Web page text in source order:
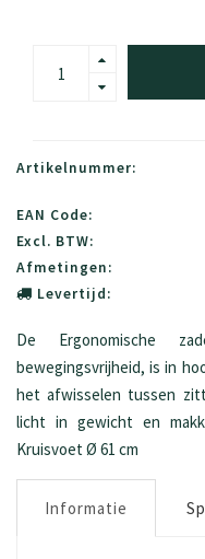
Artikelnummer:
EAN Code:
Excl. BTW:
Afmetingen:
Levertijd:
De Ergonomische
bewegingsvrijheid, is in
het afwisselen tussen
licht in gewicht en
Kruisvoet Ø 61 cm
Informatie